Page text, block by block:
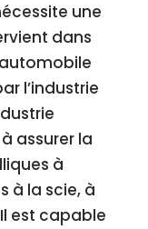
une
dans
l’industrie
assurer la
à
à la scie, à
est capable